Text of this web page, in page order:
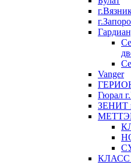
Vanger
Гюрал
ЗЕНИТ
КЛАСС